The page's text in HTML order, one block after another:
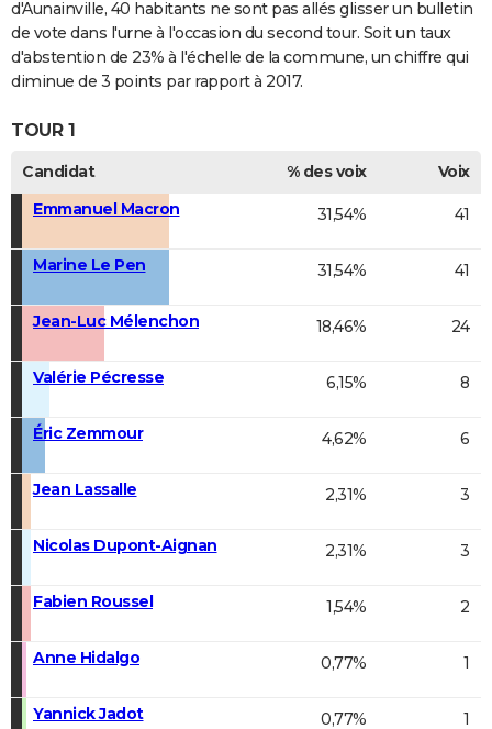
d'Aunainville, 40 habitants ne sont pas allés glisser un bulletin
de vote dans l'urne à l'occasion du second tour. Soit un taux
d'abstention de 23% à l'échelle de la commune, un chiffre qui
diminue de 3 points par rapport à 2017.
TOUR 1
Candidat % des voix
Voix
Emmanuel Macron
31,54% 41
Marine Le Pen 31,54% 41
Jean-Luc Mélenchon 18,46% 24
Valérie Pécresse 6,15% 8
Éric Zemmour 4,62% 6
Jean Lassalle 2,31% 3
Nicolas Dupont-Aignan 2,31% 3
Fabien Roussel 1,54% 2
Anne Hidalgo 0,77% 1
Yannick Jadot 0,77% 1